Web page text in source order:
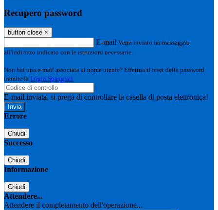
Recupero password
button close ×
E-mail Verrà inviato un messaggio
all'indirizzo indicato con le istruzioni necessarie.
Non hai una e-mail associata al nome utente? Effettua il reset della password
tramite la Login Spaggiari
E-mail inviata, si prega di controllare la casella di posta elettronica!
Errore
Chiudi
Successo
Chiudi
Informazione
Chiudi
Attendere...
Attendere il completamento dell'operazione...